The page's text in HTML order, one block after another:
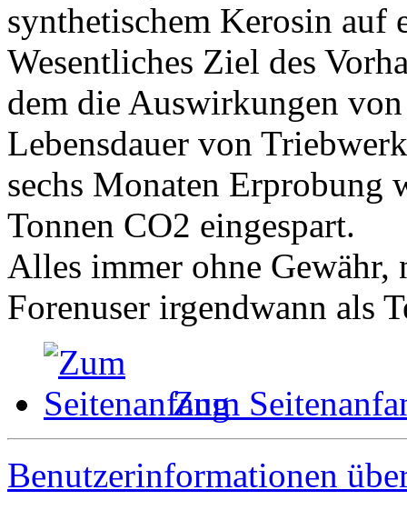
synthetischem Kerosin auf
Wesentliches Ziel des
dem die Auswirkungen
Lebensdauer von
sechs Monaten Erprobung
Tonnen CO2 eingespart.
Alles immer ohne Gewähr,
Forenuser irgendwann als
Zum
Benutzerinformationen